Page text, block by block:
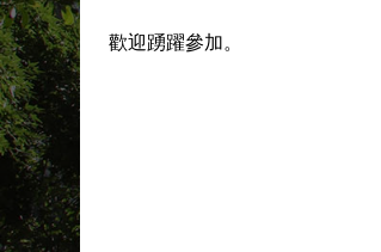
歡迎踴躍參加。